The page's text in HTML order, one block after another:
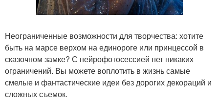
Неограниченные возможности для творчества: хотите
быть на марсе верхом на единороге или принцессой в
сказочном замке? С нейрофотосессией нет никаких
ограничений. Вы можете воплотить в жизнь самые
смелые и фантастические идеи без дорогих декораций и
сложных съемок.